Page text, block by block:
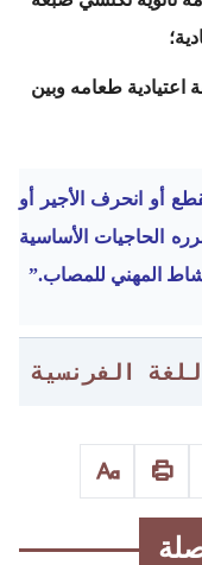
طعامه وبين
أو انحرف الأجير أو
الحاجيات الأساسية
المهني للمصاب.”
الفرنسية